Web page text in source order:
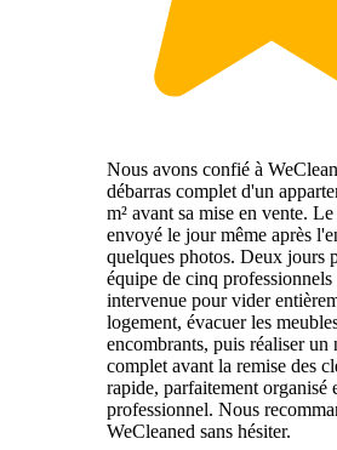
Nous avons confié à
débarras complet d'un
m² avant sa mise en vente.
envoyé le jour même après
quelques photos. Deux jours
équipe de cinq professionnels
intervenue pour vider
logement, évacuer les
encombrants, puis réaliser un
complet avant la remise des
rapide, parfaitement organisé
professionnel. Nous
WeCleaned sans hésiter.